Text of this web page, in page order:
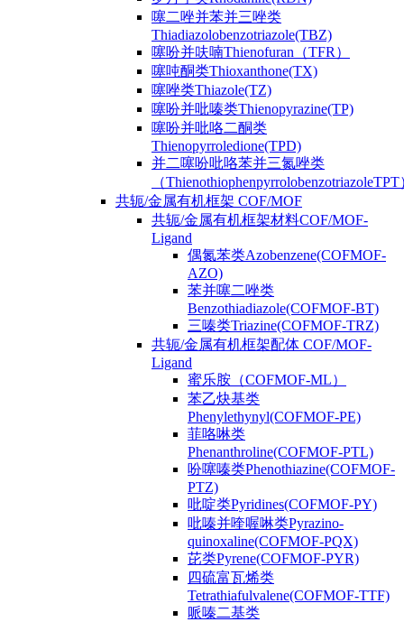
噻二唑并苯并三唑类
Thiadiazolobenzotriazole(TBZ)
噻吩并呋喃Thienofuran（TFR）
噻吨酮类Thioxanthone(TX)
噻唑类Thiazole(TZ)
噻吩并吡嗪类Thienopyrazine(TP)
噻吩并吡咯二酮类
Thienopyrroledione(TPD)
并二噻吩吡咯苯并三氮唑类
（ThienothiophenpyrrolobenzotriazoleTPT
共轭/金属有机框架 COF/MOF
共轭/金属有机框架材料COF/MOF-
Ligand
偶氮苯类Azobenzene(COFMOF-
AZO)
苯并噻二唑类
Benzothiadiazole(COFMOF-BT)
三嗪类Triazine(COFMOF-TRZ)
共轭/金属有机框架配体 COF/MOF-
Ligand
蜜乐胺（COFMOF-ML）
苯乙炔基类
Phenylethynyl(COFMOF-PE)
菲咯啉类
Phenanthroline(COFMOF-PTL)
吩噻嗪类Phenothiazine(COFMOF-
PTZ)
吡啶类Pyridines(COFMOF-PY)
吡嗪并喹喔啉类Pyrazino-
quinoxaline(COFMOF-PQX)
芘类Pyrene(COFMOF-PYR)
四硫富瓦烯类
Tetrathiafulvalene(COFMOF-TTF)
哌嗪二基类